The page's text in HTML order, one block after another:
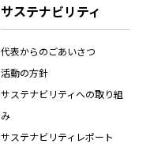
サステナビリティ
代表からのごあいさつ
活動の方針
サステナビリティへの取り組
み
サステナビリティレポート